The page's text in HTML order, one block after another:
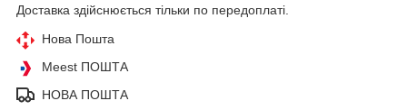
Доставка здійснюється тільки по передоплаті.
Нова Пошта
Meest ПОШТА
НОВА ПОШТА